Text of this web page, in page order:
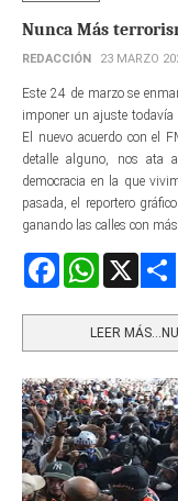
Nunca Más
REDACCIÓN 23 MARZO
Este 24 de marzo se
imponer un ajuste todavía
El nuevo acuerdo con el
detalle alguno, nos ata
democracia en la que
pasada, el reportero
ganando las calles con
FacebookWhatsApp
LEER